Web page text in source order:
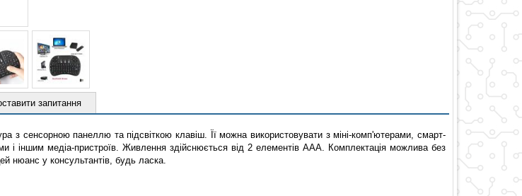
запитання
з сенсорною панеллю та підсвіткою клавіш. Її можна використовувати з міні-комп'ютерами, смарт-
і іншим медіа-пристроїв. Живлення здійснюється від 2 елементів ААА. Комплектація можлива без
нюанс у консультантів, будь ласка.